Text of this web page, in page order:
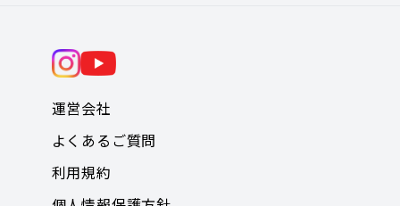
運営会社
よくあるご質問
利用規約